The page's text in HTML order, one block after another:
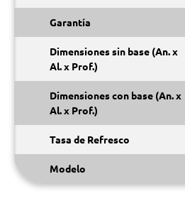
Garantía
Dimensiones sin base (An. x
Al. x Prof.)
Dimensiones con base (An. x
Al. x Prof.)
Tasa de Refresco
Modelo